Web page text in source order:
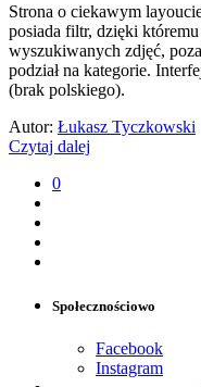
Strona o ciekawym
posiada filtr, dzięki
wyszukiwanych zdjęć,
podział na kategorie.
(brak polskiego).
Autor: Łukasz Tyczkowski
Czytaj dalej
0
Społecznościowo
Facebook
Instagram